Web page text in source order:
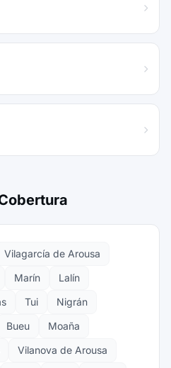
Vilagarcía de Arousa
Marín
Lalín
Tui
Nigrán
Bueu
Moaña
Vilanova de Arousa